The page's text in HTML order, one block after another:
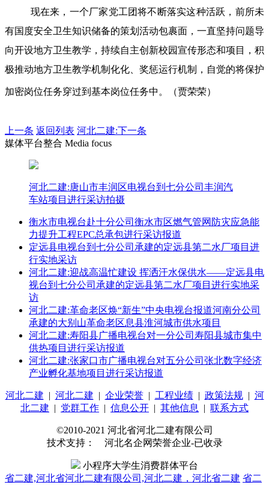
现在来，一个厂家党工团将不断落实这种活跃，前所未
有国度安全卫生知识储备的策划活动包裹面，一直坚持问题导
向开设地方卫生教学，持续自主创新校园宣传形态和项目，积
极推动地方卫生教学机制化化、奖惩运行机制，自觉的将保护
加密岗位任务穿过到基本岗位任务中。（贾荣荣）
上一条 返回列表 河北二建:下一条
媒体平台整合 Media focus
河北二建:唐山市丰润区电视台到七分公司丰润汽
车站项目进行采访拍摄
衡水市电视台赴十分公司衡水市区燃气管网防灾应急能
力提升工程EPC总承包进行采访报道
定远县电视台到七分公司承建的定远县第二水厂项目进
行实地采访
河北二建:迎战高温忙建设 挥洒汗水保供水——定远县电
视台到七分公司承建的定远县第二水厂项目进行实地采
访
河北二建:革命老区焕“新生”中央电视台报道河南分公司
承建的大别山革命老区息县淮河城市供水项目
河北二建:寿阳县广播电视台对一分公司寿阳县城市集中
供热项目进行采访报道
河北二建:张家口市广播电视台对五分公司张北数字经济
产业孵化基地项目进行采访报道
河北二建 | 河北二建 | 企业荣誉| 工程业绩| 政策法规| 河
北二建 | 党群工作 | 信息公开 | 其他信息 | 联系方式
©2010-2021 河北省河北二建有限公司
技术支持： 河北名企网荣誉企业-已收录
小程序大学生消费群体平台
省二建,河北省河北二建有限公司,河北二建，河北省二建 省二